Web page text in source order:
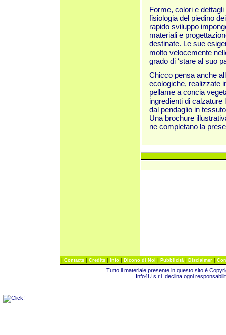
Forme, colori e
fisiologia del piedino
rapido sviluppo
materiali e
destinate. Le sue
molto velocemente
grado di ‘stare al suo
Chicco pensa anche
ecologiche, realizzate
pellame a concia
ingredienti di
dal pendaglio in
Una brochure
ne completano la
| Contacts | Credits | Info | Dicono di Noi | Pubblicità | Disclaimer |
Tutto il materiale presente in questo sito è
Info4U s.r.l. declina ogni